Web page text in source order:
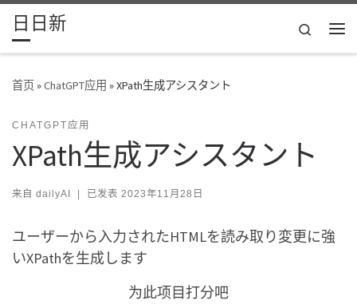
Skip to content
日日新
Search
首页»ChatGPT应用 »XPath生成アシスタント
CHATGPT应用
XPath生成アシスタント
来自 dailyAI | 已发表 2023年11月28日
ユーザーから入力されたHTMLを読み取り変更に強
いXPathを生成します
为此项目打分吧